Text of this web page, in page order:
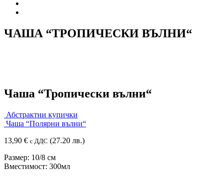
ЧАША “ТРОПИЧЕСКИ ВЪЛНИ“
Чаша “Тропически вълни“
Абстрактни купички
Чаша “Полярни вълни“
13,90 € с ДДС (27.20 лв.)
Размер: 10/8 см
Вместимост: 300мл